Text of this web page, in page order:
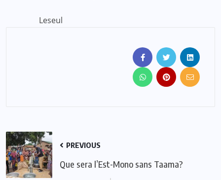
Leseul
PREVIOUS
Que sera l’Est-Mono sans Taama?